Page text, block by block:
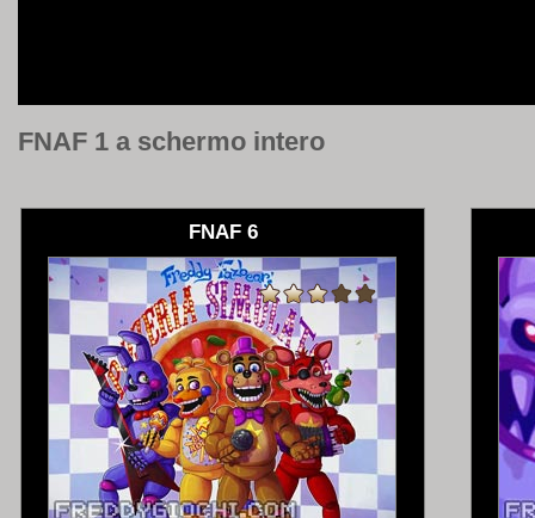
FNAF 1 a schermo intero
FNAF 6